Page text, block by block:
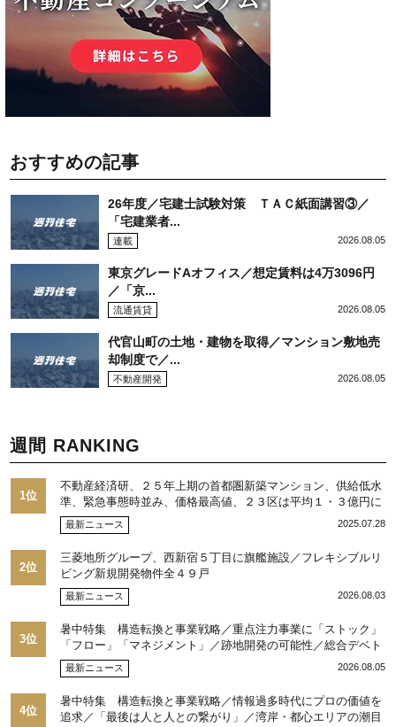
おすすめの記事
26年度／宅建士試験対策 ＴＡＣ紙面講習③／
「宅建業者...
連載 2026.08.05
東京グレードAオフィス／想定賃料は4万3096円
／「京...
流通賃貸 2026.08.05
代官山町の土地・建物を取得／マンション敷地売
却制度で／...
不動産開発 2026.08.05
週間 RANKING
1位
不動産経済研、２５年上期の首都圏新築マンション、供給低水
準、緊急事態時並み、価格最高値、２３区は平均１・３億円に
最新ニュース 2025.07.28
2位
三菱地所グループ、西新宿５丁目に旗艦施設／フレキシブルリ
ビング新規開発物件全４９戸
最新ニュース 2026.08.03
3位
暑中特集 構造転換と事業戦略／重点注力事業に「ストック」
「フロー」「マネジメント」／跡地開発の可能性／総合デベト
ップ10目標に／自社ブランド構築へ体制整備／日本郵政不動産
／池田 明社長に聞く
最新ニュース 2026.08.05
4位
暑中特集 構造転換と事業戦略／情報過多時代にプロの価値を
追求／「最後は人と人との繋がり」／湾岸・都心エリアの潮目